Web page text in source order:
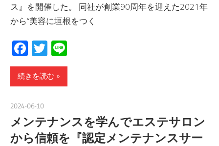
ス』を開催した。 同社が創業90周年を迎えた2021年
から“美容に垣根をつく
Facebook
Twitter
続きを読む
2024-06-10
メンテナンスを学んでエステサロン
から信頼を『認定メンテナンスサー